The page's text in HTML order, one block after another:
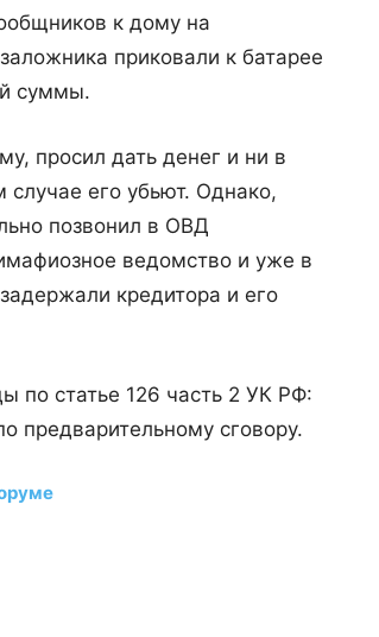
к дому на
приковали к батарее
суммы.
просил дать денег и ни в
его убьют. Однако,
позвонил в ОВД
ведомство и уже в
кредитора и его
по статье 126 часть 2 УК РФ:
предварительному сговору.